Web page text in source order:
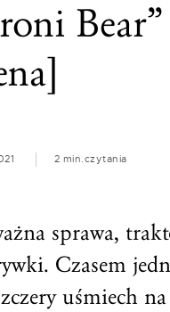
Bear”
2 min.czytania
sprawa,
Czasem
uśmiech